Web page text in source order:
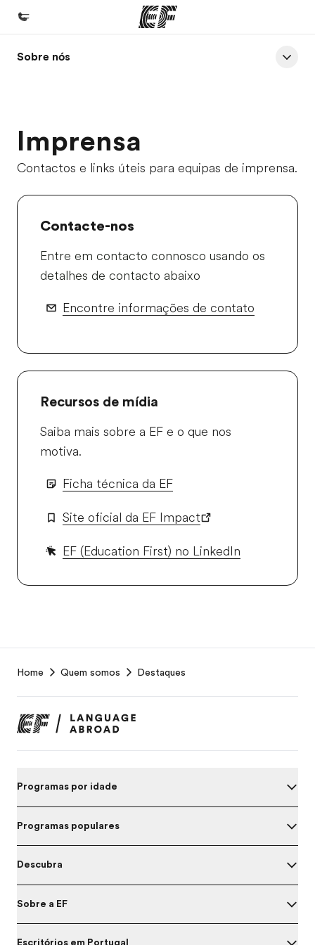
Início
Saiba tudo que oferecemos
Escritórios
Sobre nós
Carreiras
Sobre nós
Imprensa
Contactos e links úteis para equipas de imprensa.
Contacte-nos
Entre em contacto connosco usando os
detalhes de contacto abaixo
Encontre informações de contato
Recursos de mídia
Saiba mais sobre a EF e o que nos
motiva.
Ficha técnica da EF
Site oficial da EF Impact
EF (Education First) no LinkedIn
Footer
Home Quem somos Destaques
Programas por idade
Programas populares
Descubra
Sobre a EF
Escritórios em Portugal